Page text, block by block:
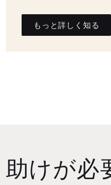
もっと詳しく知る
助けが必